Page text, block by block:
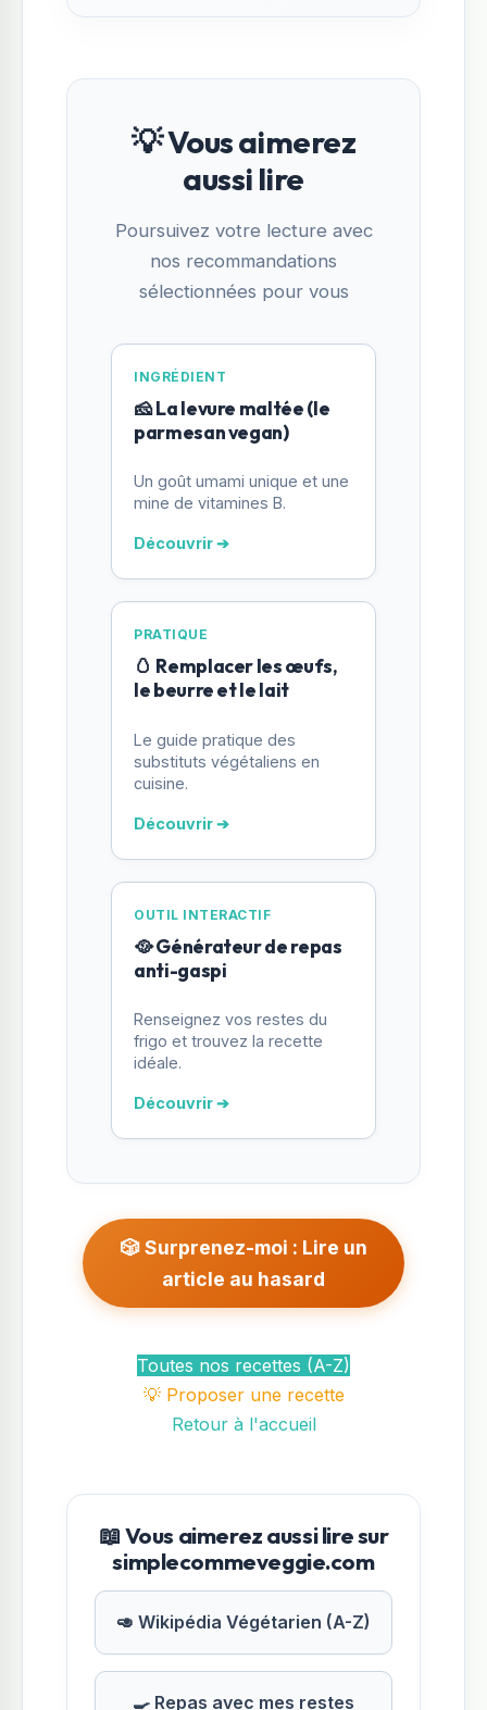
💡 Vous aimerez
aussi lire
Poursuivez votre lecture avec
nos recommandations
sélectionnées pour vous
INGRÉDIENT
🧀 La levure maltée (le
parmesan vegan)
Un goût umami unique et une
mine de vitamines B.
Découvrir ➔
PRATIQUE
🥚 Remplacer les œufs,
le beurre et le lait
Le guide pratique des
substituts végétaliens en
cuisine.
Découvrir ➔
OUTIL INTERACTIF
🥘 Générateur de repas
anti-gaspi
Renseignez vos restes du
frigo et trouvez la recette
idéale.
Découvrir ➔
🎲 Surprenez-moi : Lire un
article au hasard
Toutes nos recettes (A-Z)
💡 Proposer une recette
Retour à l'accueil
📖 Vous aimerez aussi lire sur
simplecommeveggie.com
🥑 Wikipédia Végétarien (A-Z)
🍳 Repas avec mes restes